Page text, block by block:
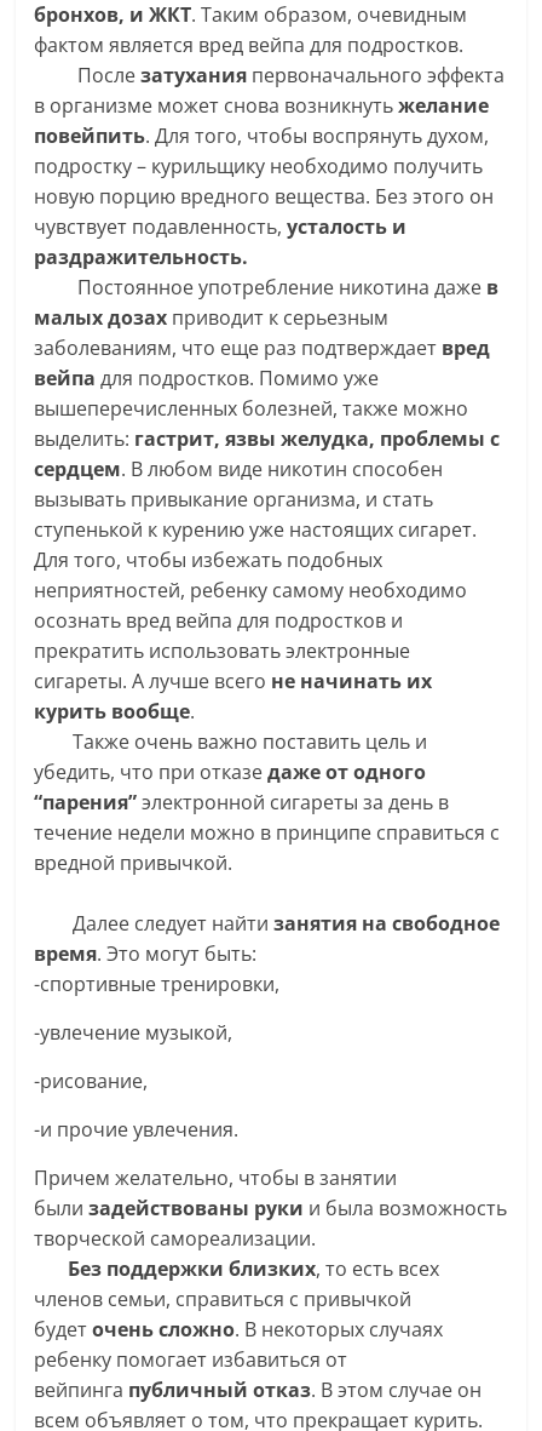
бронхов, и ЖКТ. Таким образом, очевидным
фактом является вред вейпа для подростков.
Послезатухания первоначального эффекта
в организме может снова возникнутьжелание
повейпить. Для того, чтобы воспрянуть духом,
подростку – курильщику необходимо получить
новую порцию вредного вещества. Без этого он
чувствует подавленность,усталость и
раздражительность.
Постоянное употребление никотина даже в
малых дозах приводит к серьезным
заболеваниям, что еще раз подтверждает вред
вейпа для подростков. Помимо уже
вышеперечисленных болезней, также можно
выделить: гастрит, язвы желудка, проблемы с
сердцем. В любом виде никотин способен
вызывать привыкание организма, и стать
ступенькой к курению уже настоящих сигарет.
Для того, чтобы избежать подобных
неприятностей, ребенку самому необходимо
осознать вред вейпа для подростков и
прекратить использовать электронные
сигареты. А лучше всего не начинать их
курить вообще.
Также очень важно поставить цель и
убедить, что при отказедаже от одного
“парения”электронной сигареты за день в
течение недели можно в принципе справиться с
вредной привычкой.
Далее следует найтизанятия на свободное
время. Это могут быть:
-спортивные тренировки,
-увлечение музыкой,
-рисование,
-и прочие увлечения.
Причем желательно, чтобы в занятии
былизадействованы руки и была возможность
творческой самореализации.
Без поддержки близких, то есть всех
членов семьи, справиться с привычкой
будеточень сложно. В некоторых случаях
ребенку помогает избавиться от
вейпинга публичный отказ. В этом случае он
всем объявляет о том, что прекращает курить.